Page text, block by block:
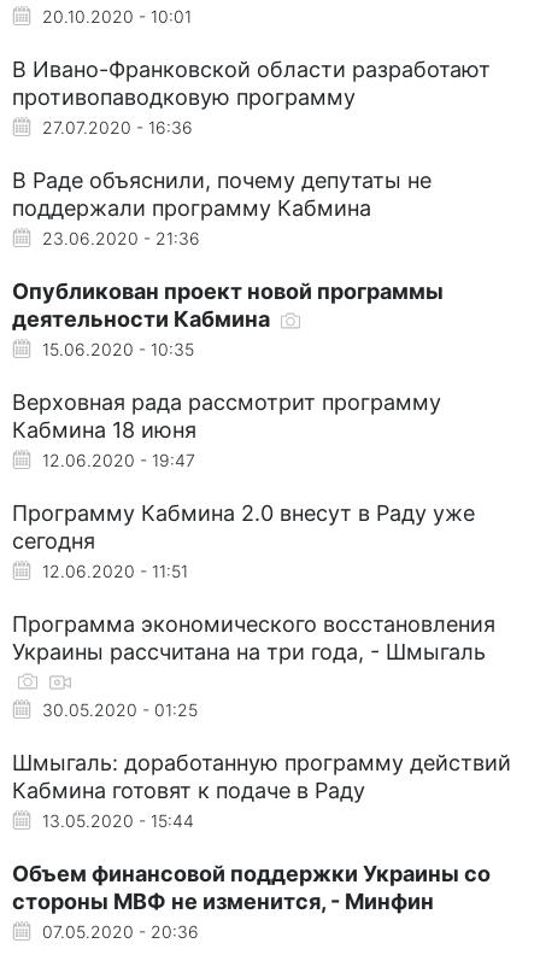
20.10.2020 - 10:01
В Ивано-Франковской области разработают
противопаводковую программу
27.07.2020 - 16:36
В Раде объяснили, почему депутаты не
поддержали программу Кабмина
23.06.2020 - 21:36
Опубликован проект новой программы
деятельности Кабмина
15.06.2020 - 10:35
Верховная рада рассмотрит программу
Кабмина 18 июня
12.06.2020 - 19:47
Программу Кабмина 2.0 внесут в Раду уже
сегодня
12.06.2020 - 11:51
Программа экономического восстановления
Украины рассчитана на три года, - Шмыгаль
30.05.2020 - 01:25
Шмыгаль: доработанную программу действий
Кабмина готовят к подаче в Раду
13.05.2020 - 15:44
Объем финансовой поддержки Украины со
стороны МВФ не изменится, - Минфин
07.05.2020 - 20:36